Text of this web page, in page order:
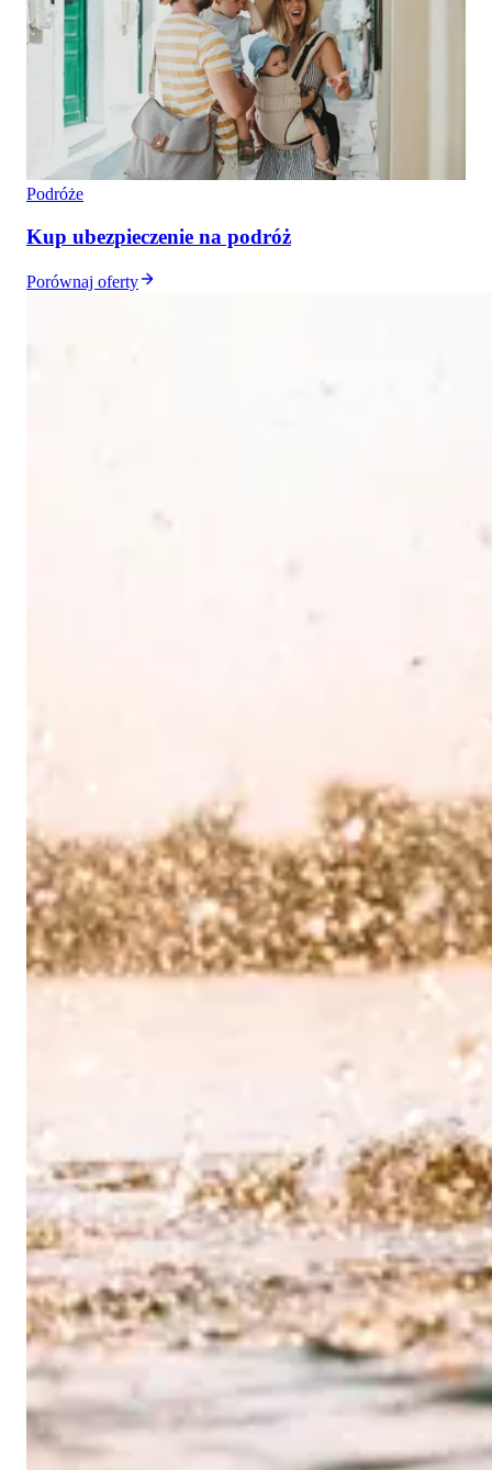
Podróże
Kup ubezpieczenie na podróż
Porównaj oferty